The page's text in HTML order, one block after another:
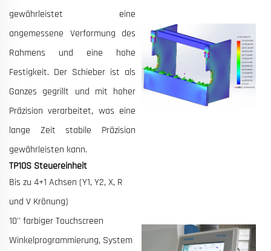
gewährleistet eine
angemessene Verformung des
Rahmens und eine hohe
Festigkeit. Der Schieber ist als
Ganzes gegrillt und mit hoher
Präzision verarbeitet, was eine
lange Zeit stabile Präzision
gewährleisten kann.
TP10S Steuereinheit
Bis zu 4+1 Achsen (Y1, Y2, X, R
und V Krönung)
10'' farbiger Touchscreen
Winkelprogrammierung, System